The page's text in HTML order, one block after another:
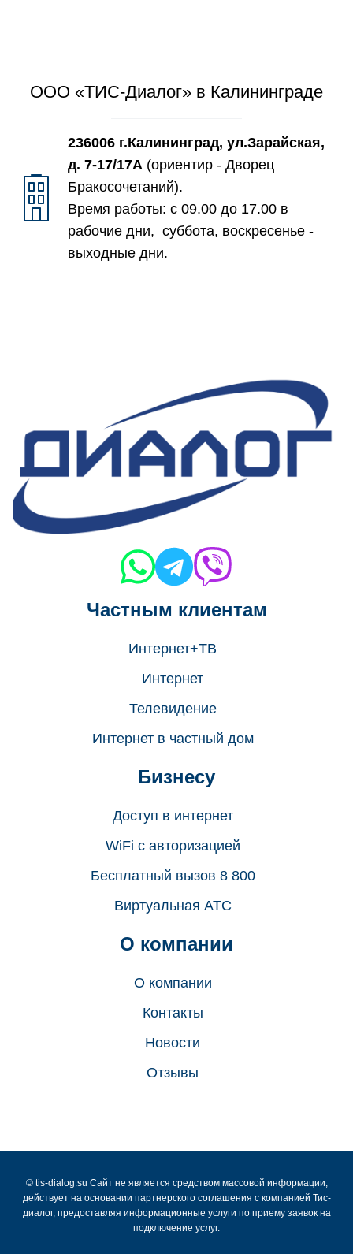
ООО «ТИС-Диалог» в Калининграде
236006 г.Калининград, ул.Зарайская,
д. 7-17/17А (ориентир - Дворец
Бракосочетаний).
Время работы: с 09.00 до 17.00 в
рабочие дни, суббота, воскресенье -
выходные дни.
Частным клиентам
Интернет+ТВ
Интернет
Телевидение
Интернет в частный дом
Бизнесу
Доступ в интернет
WiFi с авторизацией
Бесплатный вызов 8 800
Виртуальная АТС
О компании
О компании
Контакты
Новости
Отзывы
© tis-dialog.su Cайт не является средством массовой информации,
действует на основании партнерского соглашения с компанией Тис-
диалог, предоставляя информационные услуги по приему заявок на
подключение услуг.